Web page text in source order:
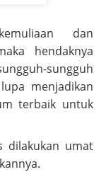
dan
hendaknya
sungguh
menjadikan
terbaik untuk
dilakukan umat